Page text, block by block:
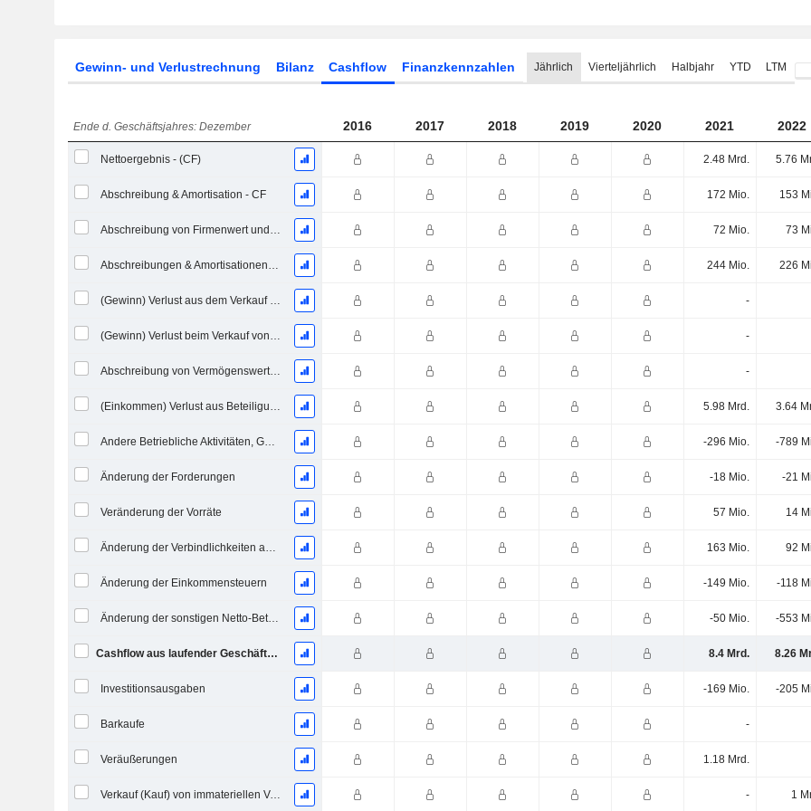
Gewinn- und Verlustrechnung Bilanz Cashflow Finanzkennzahlen Jährlich Vierteljährlich Halbjahr YTD LTM
Ende d. Geschäftsjahres: Dezember 2016 2017 2018 2019 2020 2021 2022
Nettoergebnis - (CF) 2.48 Mrd. 5.76
Abschreibung & Amortisation - CF 172 Mio. 153
Abschreibung von Firmenwert und immateriellen Vermögenswerten - (CF) - (Modellspezifisch) 72 Mio. 73
Abschreibungen & Amortisationen, Gesamt - CF 244 Mio. 226
(Gewinn) Verlust aus dem Verkauf eines Vermögenswerts -
(Gewinn) Verlust beim Verkauf von Investitionen - (CF) -
Abschreibung von Vermögenswerten & Restrukturierungskosten -
(Einkommen) Verlust aus Beteiligungen - (CF) 5.98 Mrd. 3.64
Andere Betriebliche Aktivitäten, Gesamt -296 Mio. -789
Änderung der Forderungen -18 Mio. -21
Veränderung der Vorräte 57 Mio. 14
Änderung der Verbindlichkeiten aus Lieferungen und Leistungen 163 Mio. 92
Änderung der Einkommensteuern -149 Mio. -118
Änderung der sonstigen Netto-Betriebsvermögen -50 Mio. -553
Cashflow aus laufender Geschäftstätigkeit 8.4 Mrd. 8.26
Investitionsausgaben -169 Mio. -205
Barkaufe -
Veräußerungen 1.18 Mrd.
Verkauf (Kauf) von immateriellen Vermögenswerten - 1